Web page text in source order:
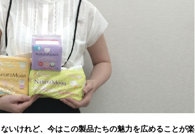
いけれど、今はこの製品たちの魅力を広めることが楽